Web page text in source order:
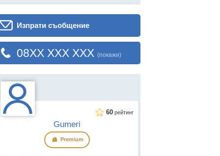
Изпрати съобщение
08XX XXX XXX (покажи)
60 рейтинг
Gumeri
Premium